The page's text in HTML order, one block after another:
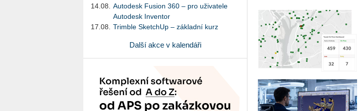
14.08.
Autodesk Fusion 360 – pro uživatele
Autodesk Inventor
17.08.
Trimble SketchUp – základní kurz
Další akce v kalendáři